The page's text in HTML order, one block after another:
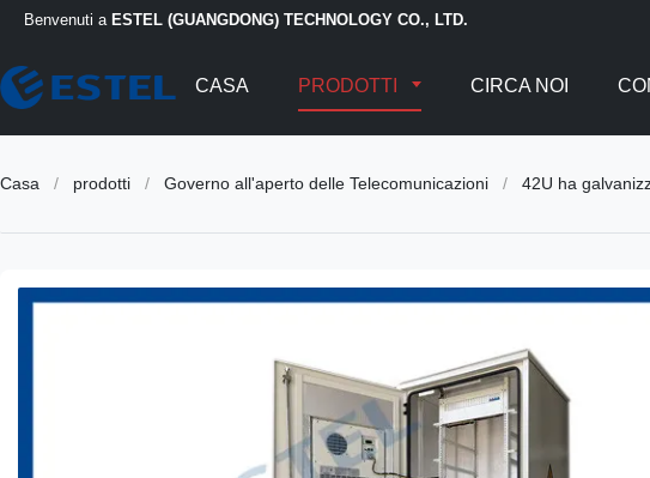
Benvenuti a ESTEL (GUANGDONG) TECHNOLOGY CO., LTD.
CASA PRODOTTI CIRCA NOI
Casa / prodotti / Governo all'aperto delle Telecomunicazioni / 42U ha